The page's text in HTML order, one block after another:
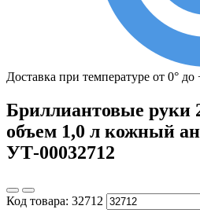
Доставка при температуре от 0° до
Бриллиантовые руки
объем 1,0 л кожный
УТ-00032712
Код товара: 32712